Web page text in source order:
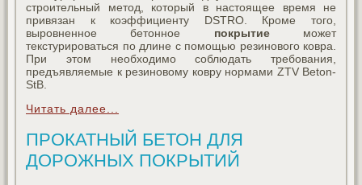
строительный метод, который в настоящее время не
привязан к коэффициенту DSTRO. Кроме того,
выровненное бетонное покрытиеможет
текстурироваться по длине с помощью резинового ковра.
При этом необходимо соблюдать требования,
предъявляемые к резиновому ковру нормами ZTV Beton-
StB.
Читать далее...
ПРОКАТНЫЙ БЕТОН ДЛЯ
ДОРОЖНЫХ ПОКРЫТИЙ